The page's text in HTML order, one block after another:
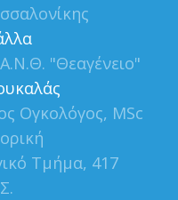
"Θεαγένειο"
Ογκολόγος, MSc
Τμήμα, 417